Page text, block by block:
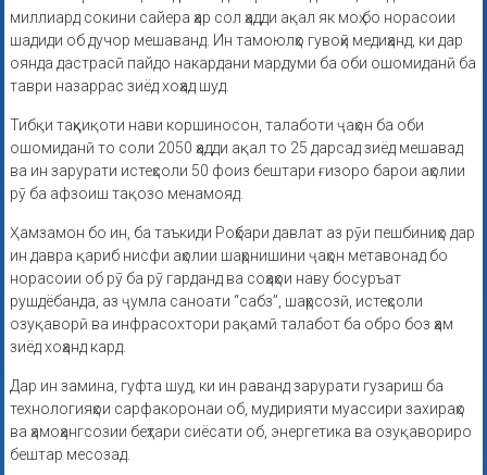
миллиард сокини сайера ҳар сол ҳадди ақал як моҳ бо норасоии
шадиди об дучор мешаванд. Ин тамоюлҳо гувоҳӣ медиҳанд, ки дар
оянда дастрасӣ пайдо накардани мардуми ба оби ошомиданӣ ба
таври назаррас зиёд хоҳад шуд.
Тибқи таҳқиқоти нави коршиносон, талаботи ҷаҳон ба оби
ошомиданӣ то соли 2050 ҳадди ақал то 25 дарсад зиёд мешавад
ва ин зарурати истеҳсоли 50 фоиз бештари ғизоро барои аҳолии
рӯ ба афзоиш тақозо менамояд.
Ҳамзамон бо ин, ба таъкиди Роҳбари давлат аз рӯи пешбиниҳо дар
ин давра қариб нисфи аҳолии шаҳрнишини ҷаҳон метавонад бо
норасоии об рӯ ба рӯ гарданд ва соҳаҳои наву босуръат
рушдёбанда, аз ҷумла саноати “сабз”, шаҳрсозӣ, истеҳсоли
озуқаворӣ ва инфрасохтори рақамӣ талабот ба обро боз ҳам
зиёд хоҳанд кард.
Дар ин замина, гуфта шуд, ки ин раванд зарурати гузариш ба
технологияҳои сарфакоронаи об, мудирияти муассири захираҳо
ва ҳамоҳангсозии беҳтари сиёсати об, энергетика ва озуқавориро
бештар месозад.